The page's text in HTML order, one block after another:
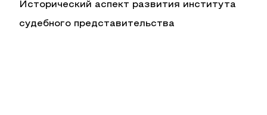
Исторический аспект развития института
судебного представительства